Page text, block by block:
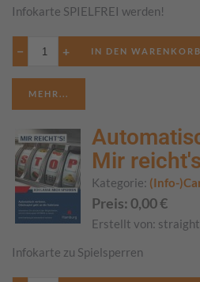
Infokarte SPIELFREI werden!
− +
MEHR...
Mir reicht's
Kategorie: (Info-
Preis: 0,00€
Erstellt von:
Infokarte zu Spielsperren